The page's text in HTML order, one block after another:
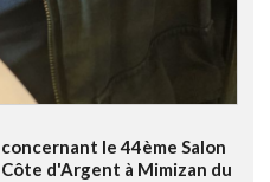
le 44ème Salon
d'Argent à Mimizan du